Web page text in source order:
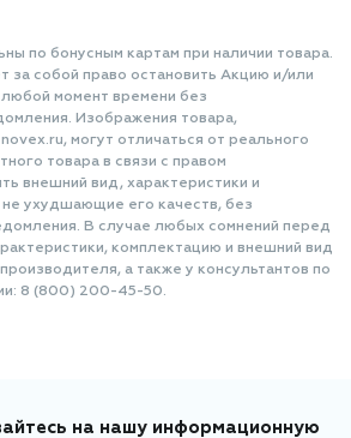
по бонусным картам при наличии товара.
за собой право остановить Акцию и/или
любой момент времени без
Изображения товара,
могут отличаться от реального
товара в связи с правом
внешний вид, характеристики и
ухудшающие его качеств, без
В случае любых сомнений перед
комплектацию и внешний вид
а также у консультантов по
8 (800) 200-45-50.
на нашу информационную